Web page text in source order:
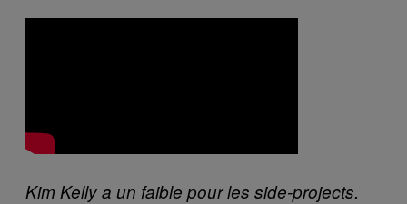
Kim Kelly a un faible pour les side-projects.